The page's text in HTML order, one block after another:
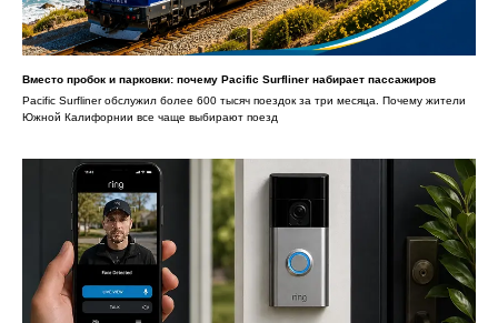
Вместо пробок и парковки: почему Pacific Surfliner набирает пассажиров
Pacific Surfliner обслужил более 600 тысяч поездок за три месяца. Почему жители
Южной Калифорнии все чаще выбирают поезд